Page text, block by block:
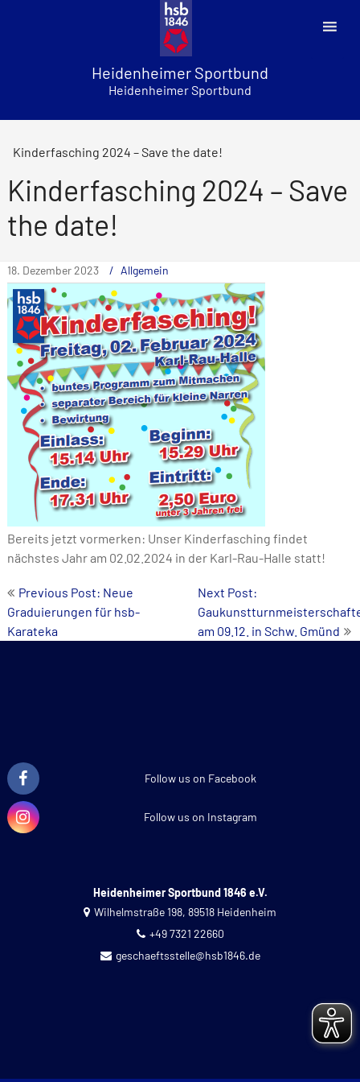
Heidenheimer Sportbund
Heidenheimer Sportbund
Kinderfasching 2024 – Save the date!
Kinderfasching 2024 – Save
the date!
18. Dezember 2023 Allgemein
Bereits jetzt vormerken: Unser Kinderfasching findet
nächstes Jahr am 02.02.2024 in der Karl-Rau-Halle statt!
Beitrags-
Navigation
Previous Post: Neue
Graduierungen für hsb-
Karateka
Next Post:
am 09.12. in Schw. Gmünd
Follow us on Facebook
Follow us on Instagram
Heidenheimer Sportbund 1846 e.V.
Wilhelmstraße 198, 89518 Heidenheim
+49 7321 22660
geschaeftsstelle@hsb1846.de